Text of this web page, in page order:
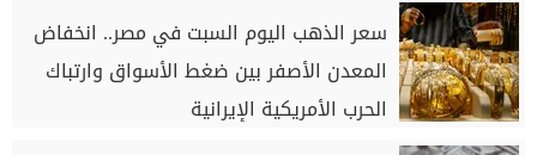
سعر الذهب اليوم السبت في مصر.. انخفاض
المعدن الأصفر بين ضغط الأسواق وارتباك
الحرب الأمريكية الإيرانية